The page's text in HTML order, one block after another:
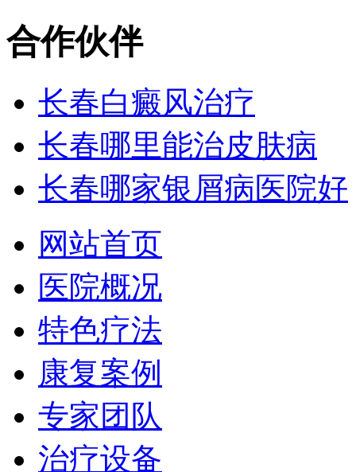
合作伙伴
长春白癜风治疗
长春哪里能治皮肤病
长春哪家银屑病医院好
网站首页
医院概况
特色疗法
康复案例
专家团队
治疗设备